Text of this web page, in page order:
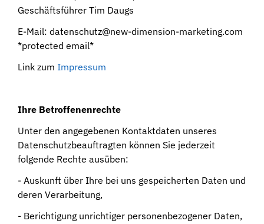
Geschäftsführer Tim Daugs
E-Mail: datenschutz@new-dimension-marketing.com
*protected email*
Link zum Impressum
Ihre Betroffenenrechte
Unter den angegebenen Kontaktdaten unseres
Datenschutzbeauftragten können Sie jederzeit
folgende Rechte ausüben:
- Auskunft über Ihre bei uns gespeicherten Daten und
deren Verarbeitung,
- Berichtigung unrichtiger personenbezogener Daten,